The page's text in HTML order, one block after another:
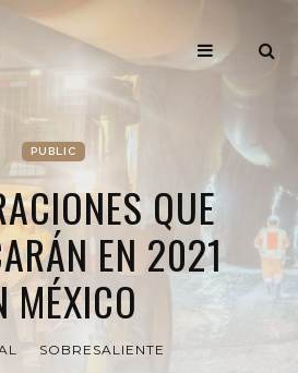
PUBLIC
QUE
EN 2021
MÉXICO
SOBRESALIENTE